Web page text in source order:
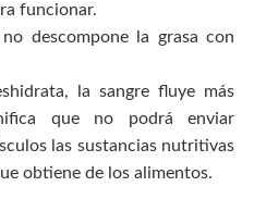
funcionar.
descompone la grasa con
la sangre fluye más
que no podrá enviar
las sustancias nutritivas
obtiene de los alimentos.